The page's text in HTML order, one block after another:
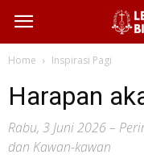
Home Inspirasi Pagi
Harapan
Rabu, 3 Juni 2026 –
dan Kawan-kawan